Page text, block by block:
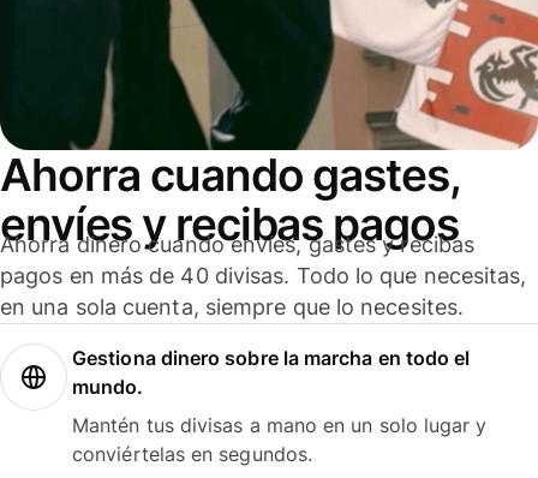
Ahorra cuando gastes,
envíes y recibas pagos
Ahorra dinero cuando envíes, gastes y recibas
pagos en más de 40 divisas. Todo lo que necesitas,
en una sola cuenta, siempre que lo necesites.
Gestiona dinero sobre la marcha en todo el
mundo.
Mantén tus divisas a mano en un solo lugar y
conviértelas en segundos.